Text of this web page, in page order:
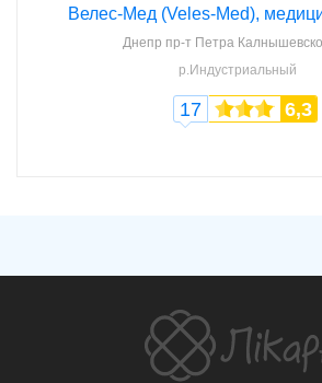
Велес-Мед (Veles-Med),
Днепр пр-т Петра
р.Индустриальный
17 6,3